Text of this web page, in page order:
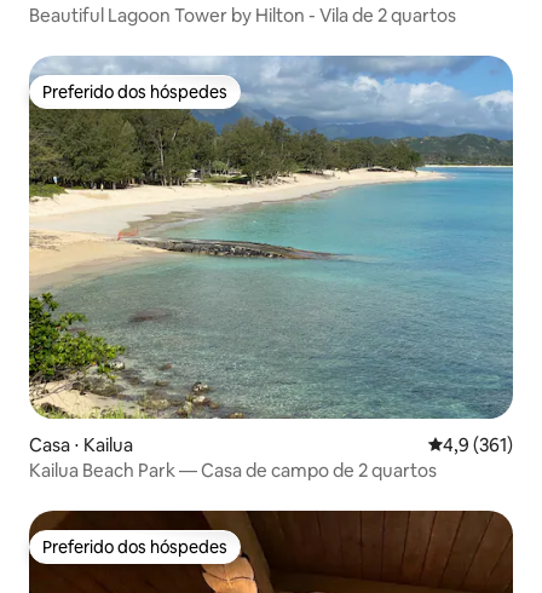
Beautiful Lagoon Tower by Hilton - Vila de 2 quartos
Preferido dos hóspedes
Preferido dos hóspedes
Casa ⋅ Kailua 4,9 de uma
4,9 (361)
Kailua Beach Park — Casa de campo de 2 quartos
Preferido dos hóspedes
Preferido dos hóspedes